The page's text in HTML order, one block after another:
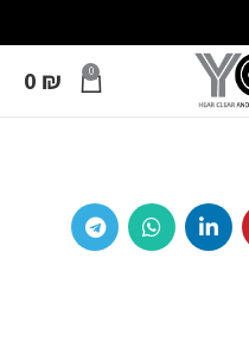
0
0 ₪